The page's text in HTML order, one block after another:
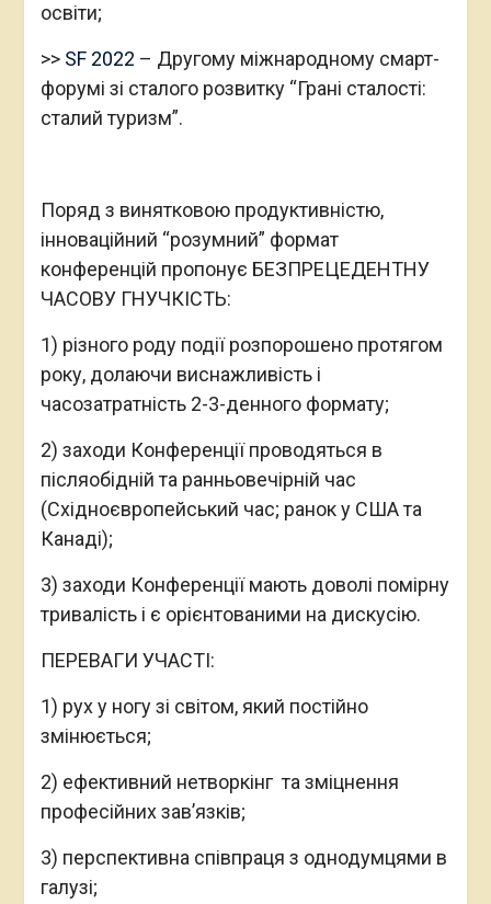
освіти;
>> SF 2022 – Другому міжнародному смарт-
форумі зі сталого розвитку “Грані сталості:
сталий туризм”.
Поряд з винятковою продуктивністю,
інноваційний “розумний” формат
конференцій пропонує БЕЗПРЕЦЕДЕНТНУ
ЧАСОВУ ГНУЧКІСТЬ:
1) різного роду події розпорошено протягом
року, долаючи виснажливість і
часозатратність 2-3-денного формату;
2) заходи Конференції проводяться в
післяобідній та ранньовечірній час
(Східноєвропейський час; ранок у США та
Канаді);
3) заходи Конференції мають доволі помірну
тривалість і є орієнтованими на дискусію.
ПЕРЕВАГИ УЧАСТІ:
1) рух у ногу зі світом, який постійно
змінюється;
2) ефективний нетворкінг та зміцнення
професійних зав’язків;
3) перспективна співпраця з однодумцями в
галузі;